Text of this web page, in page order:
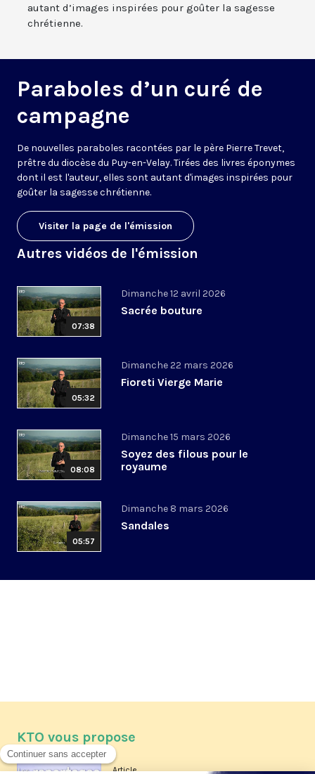
autant d’images inspirées pour goûter la sagesse
chrétienne.
Paraboles d’un curé de
campagne
De nouvelles paraboles racontées par le père Pierre Trevet,
prêtre du diocèse du Puy-en-Velay. Tirées des livres éponymes
dont il est l'auteur, elles sont autant d'images inspirées pour
goûter la sagesse chrétienne.
Visiter la page de l'émission
Autres vidéos de l'émission
07:38
Dimanche 12 avril 2026
Sacrée bouture
05:32
Dimanche 22 mars 2026
Fioreti Vierge Marie
08:08
Dimanche 15 mars 2026
Soyez des filous pour le
royaume
05:57
Dimanche 8 mars 2026
Sandales
KTO vous propose
Article